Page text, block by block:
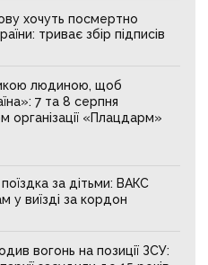
хочуть посмертно
триває збір підписів
людиною, щоб
7 та 8 серпня
організації «Плацдарм»
за дітьми: ВАКС
у виїзді за кордон
вогонь на позиції ЗСУ: